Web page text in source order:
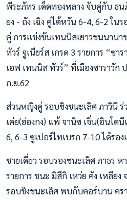
พีระภัทร เด็ดทองหลาง จับคู่กับ ธน
ยง - ถัง เฉิง คู่ไต้หวัน 6-4, 6-2 ใน
คู่ การแข่งขันเทนนิสเยาวชนนานา
ทัวร์ จูเนียร์ส เกรด 3 รายการ “ซ
เอฟ เทนนิส ทัวร์” ที่เมืองซาราวัก
ก.ย.62
ส่วนหญิงคู่ รอบชิงชนะเลิศ ภาวินี ร่
เค่ย(ฮ่องกง) แพ้ จานิซ เจิ่น(อินโด
6, 6-3 ซูเปอร์ไทเบรก 7-10 ได้รอ
ชายเดี่ยว รอบรองชนะเลิศ ภาธร
รายการ ชนะ มิสึกิ เหว่ย คัง เหลียง
รอบชิงชนะเลิศ พบกับคอร์บาน ครา